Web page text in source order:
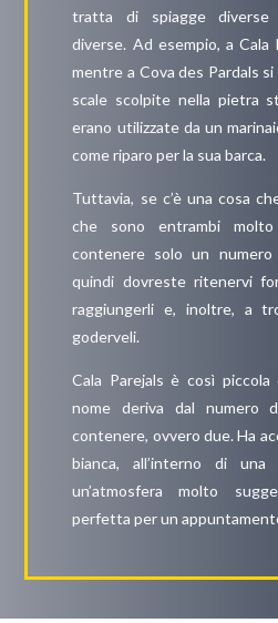
tratta di spiagge diverse
diverse. Ad esempio, a Cala
mentre a Cova des Pardals
scale scolpite nella pietra
erano utilizzate da un
come riparo per la sua barca.
Tuttavia, se c’è una cosa
che sono entrambi
contenere solo un
quindi dovreste ritenervi
raggiungerli e, inoltre, a
goderveli.
Cala Parejals è così piccola
nome deriva dal numero
contenere, ovvero due. Ha
bianca, all’interno di
un’atmosfera molto
perfetta per un